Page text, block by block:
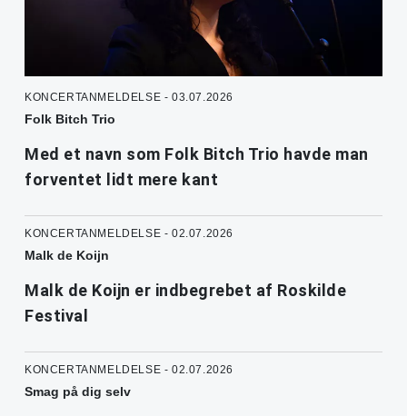
KONCERTANMELDELSE - 03.07.2026
Folk Bitch Trio
Med et navn som Folk Bitch Trio havde man
forventet lidt mere kant
KONCERTANMELDELSE - 02.07.2026
Malk de Koijn
Malk de Koijn er indbegrebet af Roskilde
Festival
KONCERTANMELDELSE - 02.07.2026
Smag på dig selv